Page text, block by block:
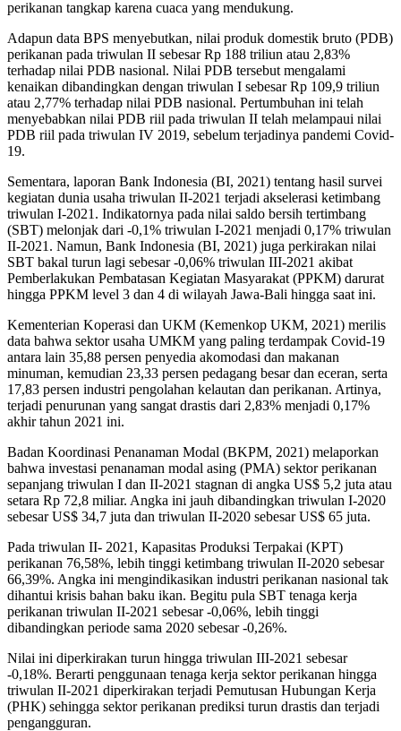
perikanan tangkap karena cuaca yang mendukung.
Adapun data BPS menyebutkan, nilai produk domestik bruto (PDB)
perikanan pada triwulan II sebesar Rp 188 triliun atau 2,83%
terhadap nilai PDB nasional. Nilai PDB tersebut mengalami
kenaikan dibandingkan dengan triwulan I sebesar Rp 109,9 triliun
atau 2,77% terhadap nilai PDB nasional. Pertumbuhan ini telah
menyebabkan nilai PDB riil pada triwulan II telah melampaui nilai
PDB riil pada triwulan IV 2019, sebelum terjadinya pandemi Covid-
19.
Sementara, laporan Bank Indonesia (BI, 2021) tentang hasil survei
kegiatan dunia usaha triwulan II-2021 terjadi akselerasi ketimbang
triwulan I-2021. Indikatornya pada nilai saldo bersih tertimbang
(SBT) melonjak dari -0,1% triwulan I-2021 menjadi 0,17% triwulan
II-2021. Namun, Bank Indonesia (BI, 2021) juga perkirakan nilai
SBT bakal turun lagi sebesar -0,06% triwulan III-2021 akibat
Pemberlakukan Pembatasan Kegiatan Masyarakat (PPKM) darurat
hingga PPKM level 3 dan 4 di wilayah Jawa-Bali hingga saat ini.
Kementerian Koperasi dan UKM (Kemenkop UKM, 2021) merilis
data bahwa sektor usaha UMKM yang paling terdampak Covid-19
antara lain 35,88 persen penyedia akomodasi dan makanan
minuman, kemudian 23,33 persen pedagang besar dan eceran, serta
17,83 persen industri pengolahan kelautan dan perikanan. Artinya,
terjadi penurunan yang sangat drastis dari 2,83% menjadi 0,17%
akhir tahun 2021 ini.
Badan Koordinasi Penanaman Modal (BKPM, 2021) melaporkan
bahwa investasi penanaman modal asing (PMA) sektor perikanan
sepanjang triwulan I dan II-2021 stagnan di angka US$ 5,2 juta atau
setara Rp 72,8 miliar. Angka ini jauh dibandingkan triwulan I-2020
sebesar US$ 34,7 juta dan triwulan II-2020 sebesar US$ 65 juta.
Pada triwulan II- 2021, Kapasitas Produksi Terpakai (KPT)
perikanan 76,58%, lebih tinggi ketimbang triwulan II-2020 sebesar
66,39%. Angka ini mengindikasikan industri perikanan nasional tak
dihantui krisis bahan baku ikan. Begitu pula SBT tenaga kerja
perikanan triwulan II-2021 sebesar -0,06%, lebih tinggi
dibandingkan periode sama 2020 sebesar -0,26%.
Nilai ini diperkirakan turun hingga triwulan III-2021 sebesar
-0,18%. Berarti penggunaan tenaga kerja sektor perikanan hingga
triwulan II-2021 diperkirakan terjadi Pemutusan Hubungan Kerja
(PHK) sehingga sektor perikanan prediksi turun drastis dan terjadi
pengangguran.